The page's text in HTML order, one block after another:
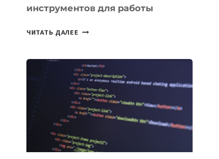
инструментов для работы
ЧИТАТЬ ДАЛЕЕ ТАСК-
ПОЛЕЗНЫХ
ИНСТРУМЕНТОВ
ДЛЯ
РАБОТЫ